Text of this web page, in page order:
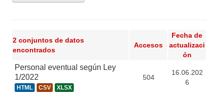
2 conjuntos de datos
encontrados
Accesos
Fecha de
actualizaci
ón
Personal eventual según Ley
1/2022
HTML CSV XLSX
504
16.06.202
6